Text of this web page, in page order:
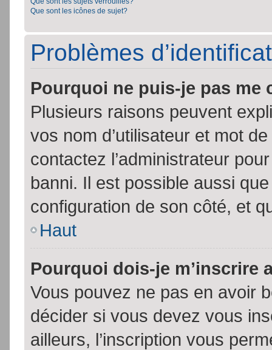
Que sont les icônes de sujet?
Problèmes
Pourquoi ne puis-je pas me
Plusieurs raisons peuvent
vos nom d’utilisateur et mot
contactez l’administrateur
banni. Il est possible aussi
configuration de son côté, et
Haut
Pourquoi dois-je m’inscrire
Vous pouvez ne pas en avoir
décider si vous devez vous
ailleurs, l’inscription vous